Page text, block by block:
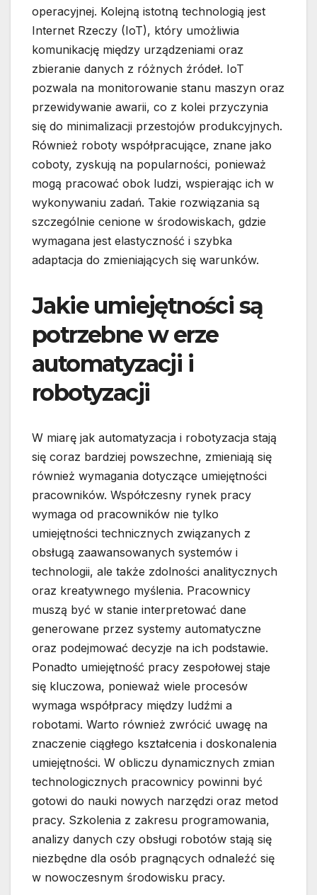
operacyjnej. Kolejną istotną technologią jest
Internet Rzeczy (IoT), który umożliwia
komunikację między urządzeniami oraz
zbieranie danych z różnych źródeł. IoT
pozwala na monitorowanie stanu maszyn oraz
przewidywanie awarii, co z kolei przyczynia
się do minimalizacji przestojów produkcyjnych.
Również roboty współpracujące, znane jako
coboty, zyskują na popularności, ponieważ
mogą pracować obok ludzi, wspierając ich w
wykonywaniu zadań. Takie rozwiązania są
szczególnie cenione w środowiskach, gdzie
wymagana jest elastyczność i szybka
adaptacja do zmieniających się warunków.
Jakie umiejętności są
potrzebne w erze
automatyzacji i
robotyzacji
W miarę jak automatyzacja i robotyzacja stają
się coraz bardziej powszechne, zmieniają się
również wymagania dotyczące umiejętności
pracowników. Współczesny rynek pracy
wymaga od pracowników nie tylko
umiejętności technicznych związanych z
obsługą zaawansowanych systemów i
technologii, ale także zdolności analitycznych
oraz kreatywnego myślenia. Pracownicy
muszą być w stanie interpretować dane
generowane przez systemy automatyczne
oraz podejmować decyzje na ich podstawie.
Ponadto umiejętność pracy zespołowej staje
się kluczowa, ponieważ wiele procesów
wymaga współpracy między ludźmi a
robotami. Warto również zwrócić uwagę na
znaczenie ciągłego kształcenia i doskonalenia
umiejętności. W obliczu dynamicznych zmian
technologicznych pracownicy powinni być
gotowi do nauki nowych narzędzi oraz metod
pracy. Szkolenia z zakresu programowania,
analizy danych czy obsługi robotów stają się
niezbędne dla osób pragnących odnaleźć się
w nowoczesnym środowisku pracy.